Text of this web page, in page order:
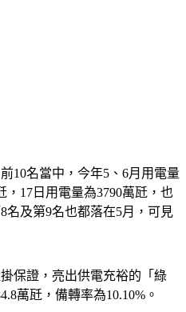
10名當中，今年5、6月用電量
，17日用電量為3790萬瓩，也
名及第9名也都落在5月，可見
保證，亮出供電充裕的「綠
萬瓩，備轉率為10.10%。